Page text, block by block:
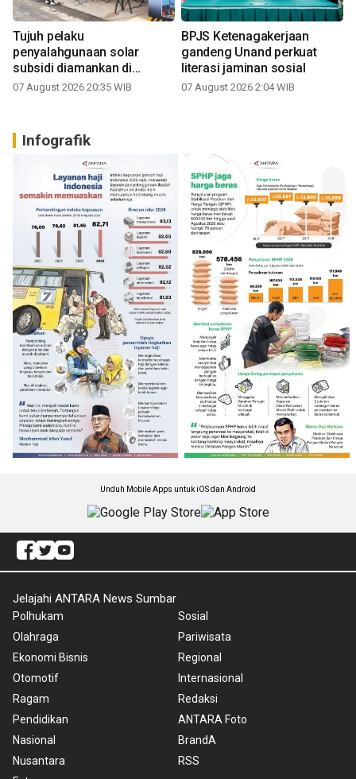
Tujuh pelaku
penyalahgunaan solar
subsidi diamankan di
Sumbar
07 August 2026 20:35 WIB
BPJS Ketenagakerjaan
gandeng Unand perkuat
literasi jaminan sosial
07 August 2026 2:04 WIB
Infografik
Unduh Mobile Apps untuk iOS dan Android
Jelajahi ANTARA News Sumbar
Polhukam
Olahraga
Ekonomi Bisnis
Otomotif
Ragam
Pendidikan
Nasional
Nusantara
Sosial
Pariwisata
Regional
Internasional
Redaksi
ANTARA Foto
BrandA
RSS